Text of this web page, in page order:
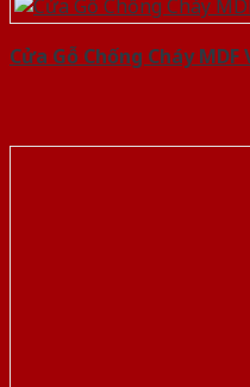
Cửa Gỗ Chống Cháy